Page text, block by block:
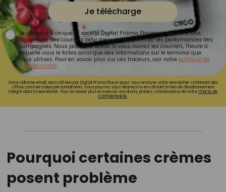
Je télécharge
Je consens à ce que la société Digital Prisma Players analyse le taux
d'ouverture des courriels pour mesurer et optimiser les performances des
campagnes. Nous pourrons savoir si vous ouvrez les courriels, l'heure à
laquelle vous le faites ainsi que des informations sur le terminal que
vous utilisez. Pour en savoir plus sur ces traceurs, voir notre politique de
confidentialité.
Votre adresse email sera utilisée par Digital Prisma Playerspour vous envoyer votre newsletter contenant des
offres commerciales personnalisées. Vous pourrez vous désinscrire en utilisant le lien de désabonnement
intégré dans la newsletter. Pour en savoir plus et exercer vos droits, prenez connaissance de notreCharte de
Confidentialité.
Pourquoi certaines crèmes
posent problème